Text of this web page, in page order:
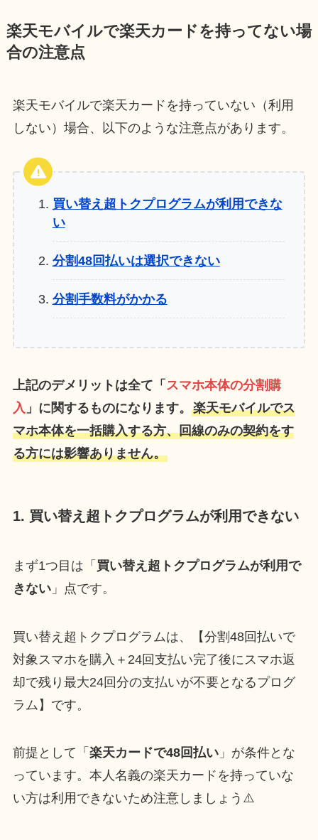
楽天モバイルで楽天カードを持ってない場
合の注意点
楽天モバイルで楽天カードを持っていない（利用
しない）場合、以下のような注意点があります。
買い替え超トクプログラムが利用できな
い
分割48回払いは選択できない
分割手数料がかかる
上記のデメリットは全て「 スマホ本体の分割購
入 」に関するものになります。 楽天モバイルでス
マホ本体を一括購入する方、回線のみの契約をす
る方には影響ありません。
1. 買い替え超トクプログラムが利用できない
まず1つ目は「 買い替え超トクプログラムが利用で
きない」点です。
買い替え超トクプログラムは、【分割48回払いで
対象スマホを購入＋24回支払い完了後にスマホ返
却で残り最大24回分の支払いが不要となるプログ
ラム】です。
前提として「 楽天カードで48回払い」が条件とな
っています。本人名義の楽天カードを持っていな
い方は利用できないため注意しましょう⚠️